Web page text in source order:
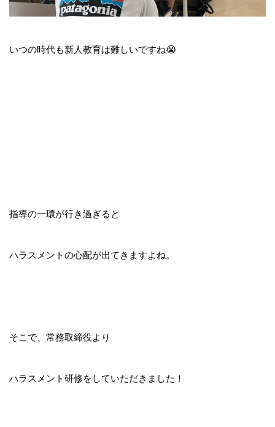
いつの時代も新人教育は難しいですね😭
指導の一環が行き過ぎると
ハラスメントの心配が出てきますよね。
そこで、常務取締役より
ハラスメント研修をしていただきました！